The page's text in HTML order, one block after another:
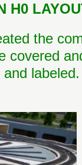
H0
the
covered